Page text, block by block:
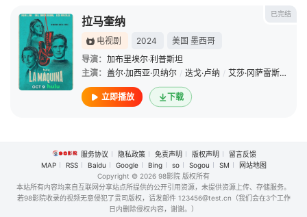
已完结
拉马奎纳
电视剧 2024 美国 墨西哥
导演： 加布里埃尔·利普斯坦
主演： 盖尔·加西亚·贝纳尔 / 迭戈·卢纳 / 艾莎·冈萨雷斯 /
立即播放 下载
服务协议 隐私政策 免责声明 版权声明
留言反馈
MAP
RSS Baidu Google Bing so Sogou SM
网站地图
Copyright © 2026 98影院 版权所有
本站所有内容均来自互联网分享站点所提供的公开引用资源，未提供资源上传、存储服务。
若98影院收录的视频无意侵犯了贵司版权，请发邮件 123456@test.cn（我们会在3个工作
日内删除侵权内容，谢谢。）